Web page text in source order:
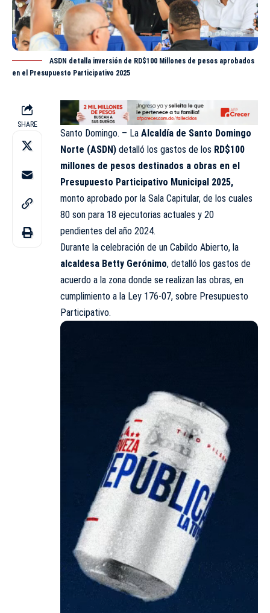
ASDN detalla inversión de RD$100 Millones de pesos aprobados
en el Presupuesto Participativo 2025
SHARE
Santo Domingo. – La Alcaldía de Santo Domingo
Norte (ASDN) detalló los gastos de los RD$100
millones de pesos destinados a obras en el
Presupuesto Participativo Municipal 2025,
monto aprobado por la Sala Capitular, de los cuales
80 son para 18 ejecutorias actuales y 20
pendientes del año 2024.
Durante la celebración de un Cabildo Abierto, la
alcaldesa Betty Gerónimo, detalló los gastos de
acuerdo a la zona donde se realizan las obras, en
cumplimiento a la Ley 176-07, sobre Presupuesto
Participativo.